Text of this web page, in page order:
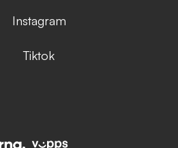
Instagram
Tiktok